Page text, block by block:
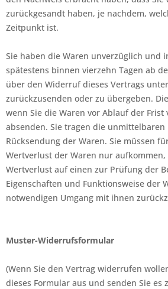
zurückgesandt haben, je nachdem,
Zeitpunkt ist.
Sie haben die Waren unverzüglich und
spätestens binnen vierzehn Tagen ab
über den Widerruf dieses Vertrags
zurückzusenden oder zu übergeben.
wenn Sie die Waren vor Ablauf der Frist
absenden. Sie tragen die unmittelbaren
Rücksendung der Waren. Sie müssen
Wertverlust der Waren nur
Wertverlust auf einen zur Prüfung der
Eigenschaften und Funktionsweise der
notwendigen Umgang mit ihnen
Muster-Widerrufsformular
(Wenn Sie den Vertrag widerrufen
dieses Formular aus und senden Sie es